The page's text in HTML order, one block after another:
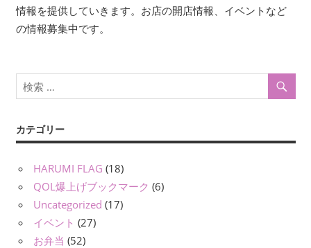
情報を提供していきます。お店の開店情報、イベントなど
の情報募集中です。
カテゴリー
HARUMI FLAG (18)
QOL爆上げブックマーク (6)
Uncategorized (17)
イベント (27)
お弁当 (52)